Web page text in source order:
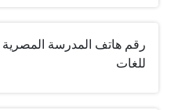
رقم هاتف المدرسة المصرية
للغات